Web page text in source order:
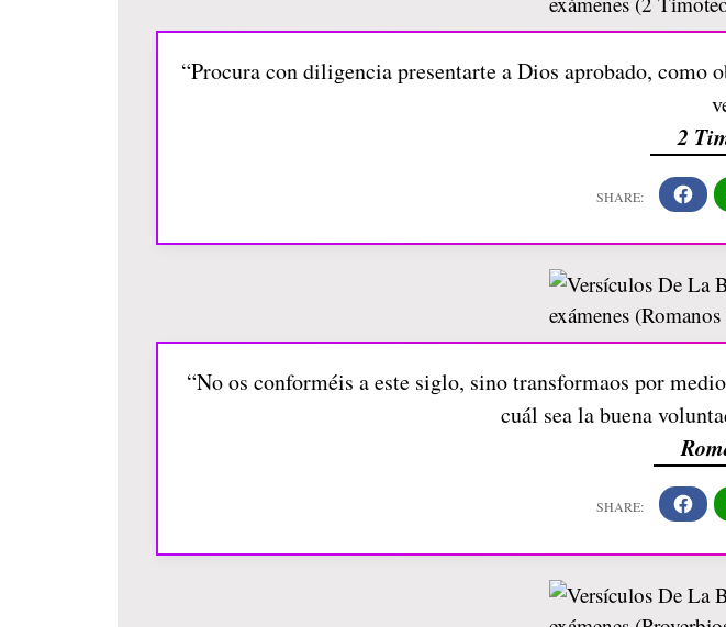
“Procura con diligencia presentarte a Dios aprobado, como
2
“No os conforméis a este siglo, sino transformaos por
cuál sea la buena